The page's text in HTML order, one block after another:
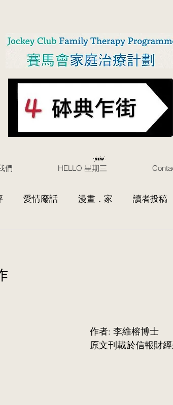
們 HELLO 星期三
愛情廢話 漫畫．家 讀者投稿
									     作者: 李維榕博士